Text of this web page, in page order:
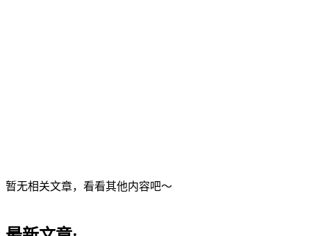
暂无相关文章，看看其他内容吧～